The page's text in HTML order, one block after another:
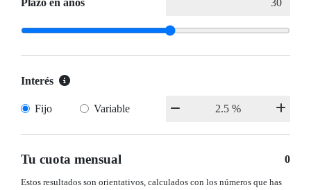
Plazo en años
Interés
Fijo Variable
Tu cuota mensual 0
Estos resultados son orientativos, calculados con los números que has